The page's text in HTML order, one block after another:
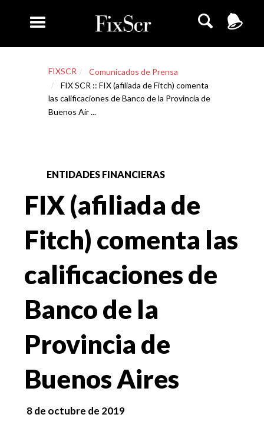
FIXSCR
Comunicados de Prensa
FIX SCR :: FIX (afiliada de Fitch) comenta
las calificaciones de Banco de la Provincia de
Buenos Air ...
ENTIDADES FINANCIERAS
FIX (afiliada de
Fitch) comenta las
calificaciones de
Banco de la
Provincia de
Buenos Aires
8 de octubre de 2019